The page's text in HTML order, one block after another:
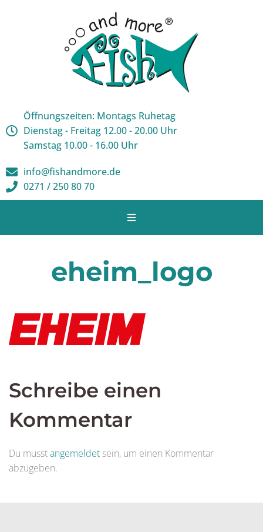
Öffnungszeiten: Montags Ruhetag
Dienstag - Freitag 12.00 - 20.00 Uhr
Samstag 10.00 - 16.00 Uhr
info@fishandmore.de
0271 / 250 80 70
eheim_logo
Schreibe einen
Kommentar
Du musstangemeldet sein, um einen Kommentar
abzugeben.